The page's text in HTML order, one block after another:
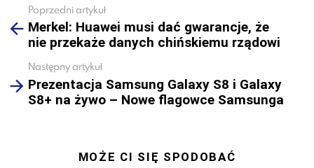
more
Poprzedni artykuł
Merkel: Huawei musi dać gwarancje, że
nie przekaże danych chińskiemu rządowi
Następny artykuł
Prezentacja Samsung Galaxy S8 i Galaxy
S8+ na żywo – Nowe flagowce Samsunga
MOŻE CI SIĘ SPODOBAĆ